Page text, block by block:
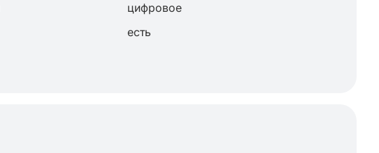
цифровое
есть